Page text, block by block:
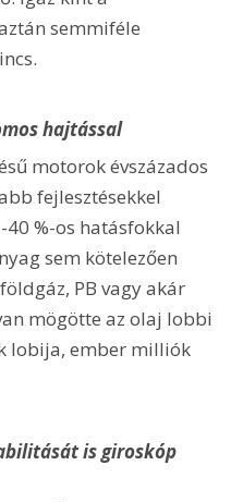
semmiféle
hajtással
motorok évszázados
fejlesztésekkel
40 %-os hatásfokkal
sem kötelezően
PB vagy akár
mögötte az olaj lobbi
lobija, ember milliók
is giroskóp